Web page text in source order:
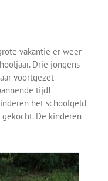
vakantie er weer
Drie jongens
voortgezet
tijd!
het schoolgeld
De kinderen